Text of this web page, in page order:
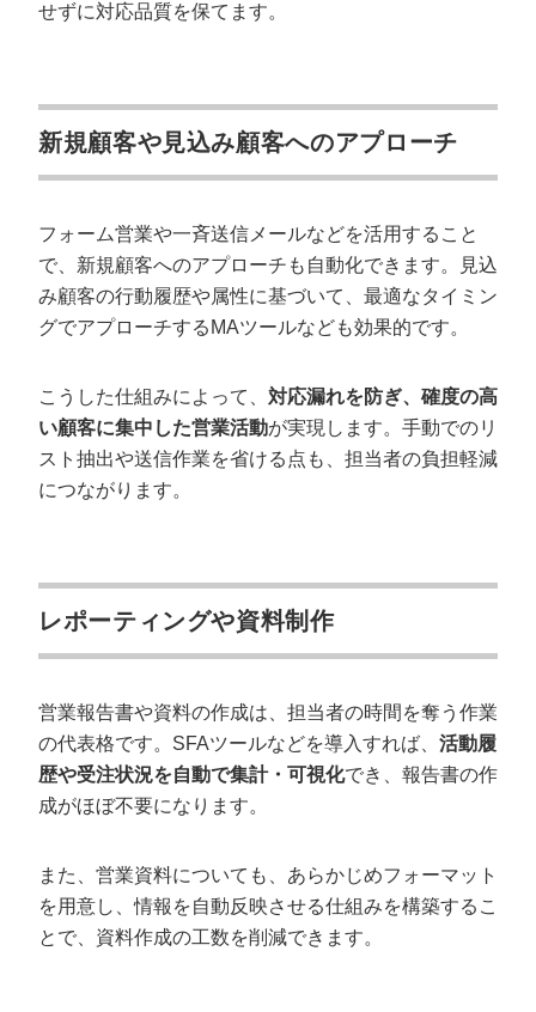
せずに対応品質を保てます。
新規顧客や見込み顧客へのアプローチ
フォーム営業や一斉送信メールなどを活用すること
で、新規顧客へのアプローチも自動化できます。見込
み顧客の行動履歴や属性に基づいて、最適なタイミン
グでアプローチするMAツールなども効果的です。
こうした仕組みによって、 対応漏れを防ぎ、確度の高
い顧客に集中した営業活動が実現します。手動でのリ
スト抽出や送信作業を省ける点も、担当者の負担軽減
につながります。
レポーティングや資料制作
営業報告書や資料の作成は、担当者の時間を奪う作業
の代表格です。SFAツールなどを導入すれば、 活動履
歴や受注状況を自動で集計・可視化でき、報告書の作
成がほぼ不要になります。
また、営業資料についても、あらかじめフォーマット
を用意し、情報を自動反映させる仕組みを構築するこ
とで、資料作成の工数を削減できます。